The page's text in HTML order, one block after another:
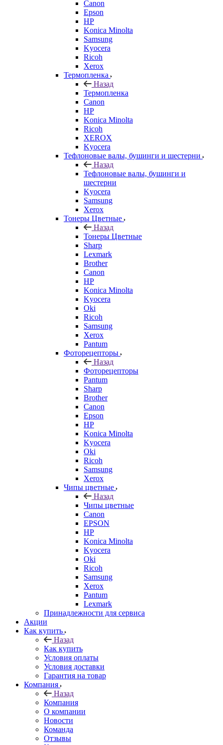
Canon
Epson
HP
Konica Minolta
Samsung
Kyocera
Ricoh
Xerox
Термопленка
Назад
Термопленка
Canon
HP
Konica Minolta
Ricoh
XEROX
Kyocera
Тефлоновые валы, бушинги и шестерни
Назад
Тефлоновые валы, бушинги и
шестерни
Kyocera
Samsung
Xerox
Тонеры Цветные
Назад
Тонеры Цветные
Sharp
Lexmark
Brother
Canon
HP
Konica Minolta
Kyocera
Oki
Ricoh
Samsung
Xerox
Pantum
Фоторецепторы
Назад
Фоторецепторы
Pantum
Sharp
Brother
Canon
Epson
HP
Konica Minolta
Kyocera
Oki
Ricoh
Samsung
Xerox
Чипы цветные
Назад
Чипы цветные
Canon
EPSON
HP
Konica Minolta
Kyocera
Oki
Ricoh
Samsung
Xerox
Pantum
Lexmark
Принадлежности для сервиса
Акции
Как купить
Назад
Как купить
Условия оплаты
Условия доставки
Гарантия на товар
Компания
Назад
Компания
О компании
Новости
Команда
Отзывы